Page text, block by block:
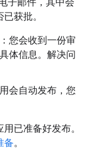
获批。
：您会收到一份审
体信息。解决问
用会自动发布，您
已准备好发布。
备。